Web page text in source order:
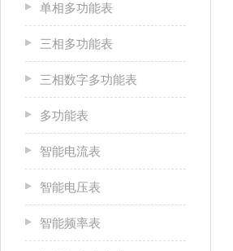
单相多功能表
三相多功能表
三相数字多功能表
多功能表
智能电流表
智能电压表
智能频率表